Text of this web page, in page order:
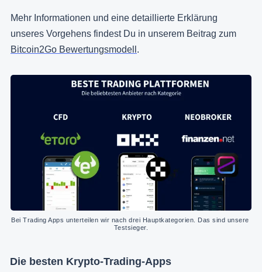
Mehr Informationen und eine detaillierte Erklärung
unseres Vorgehens findest Du in unserem Beitrag zum
Bitcoin2Go Bewertungsmodell .
Bei Trading Apps unterteilen wir nach drei Hauptkategorien. Das sind unsere
Testsieger.
Die besten Krypto-Trading-Apps